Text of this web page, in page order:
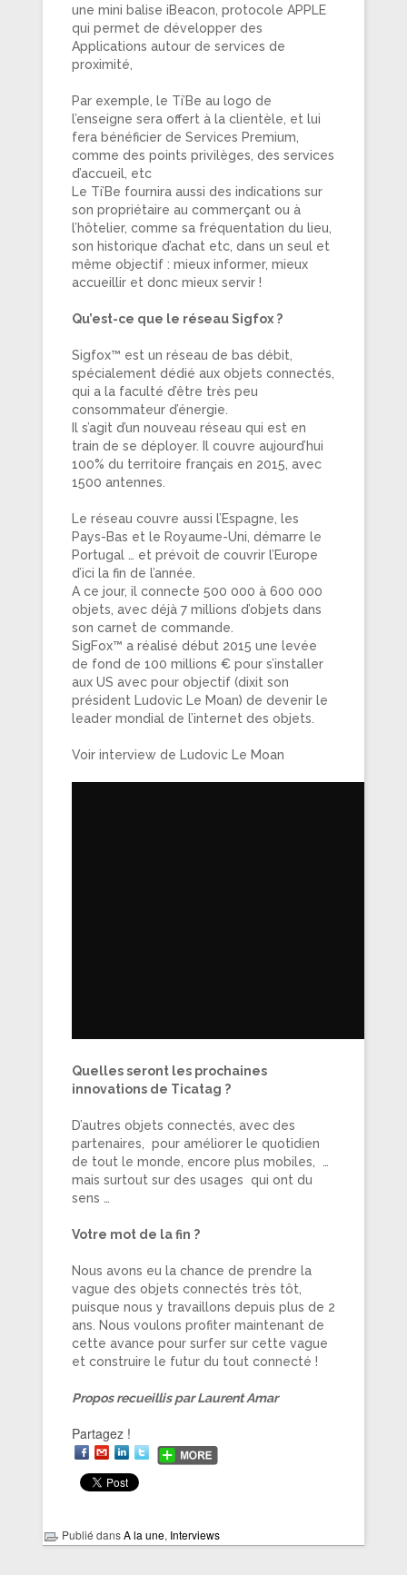
une mini balise iBeacon, protocole APPLE
qui permet de développer des
Applications autour de services de
proximité,
Par exemple, le Ti’Be au logo de
l’enseigne sera offert à la clientèle, et lui
fera bénéficier de Services Premium,
comme des points privilèges, des services
d’accueil, etc
Le Ti’Be fournira aussi des indications sur
son propriétaire au commerçant ou à
l’hôtelier, comme sa fréquentation du lieu,
son historique d’achat etc, dans un seul et
même objectif : mieux informer, mieux
accueillir et donc mieux servir !
Qu’est-ce que le réseau Sigfox ?
Sigfox™ est un réseau de bas débit,
spécialement dédié aux objets connectés,
qui a la faculté d’être très peu
consommateur d’énergie.
Il s’agit d’un nouveau réseau qui est en
train de se déployer. Il couvre aujourd’hui
100% du territoire français en 2015, avec
1500 antennes.
Le réseau couvre aussi l’Espagne, les
Pays-Bas et le Royaume-Uni, démarre le
Portugal … et prévoit de couvrir l’Europe
d’ici la fin de l’année.
A ce jour, il connecte 500 000 à 600 000
objets, avec déjà 7 millions d’objets dans
son carnet de commande.
SigFox™ a réalisé début 2015 une levée
de fond de 100 millions € pour s’installer
aux US avec pour objectif (dixit son
président Ludovic Le Moan) de devenir le
leader mondial de l’internet des objets.
Voir interview de Ludovic Le Moan
Quelles seront les prochaines
innovations de Ticatag ?
D’autres objets connectés, avec des
partenaires, pour améliorer le quotidien
de tout le monde, encore plus mobiles, …
mais surtout sur des usages qui ont du
sens …
Votre mot de la fin ?
Nous avons eu la chance de prendre la
vague des objets connectés très tôt,
puisque nous y travaillons depuis plus de 2
ans. Nous voulons profiter maintenant de
cette avance pour surfer sur cette vague
et construire le futur du tout connecté !
Propos recueillis par Laurent Amar
Partagez !
Publié dansA la une, Interviews